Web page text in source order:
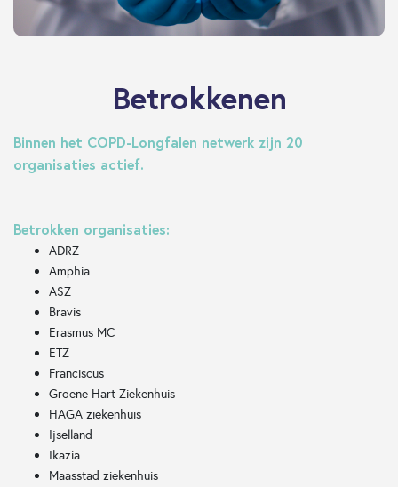
Betrokkenen
Binnen het COPD-Longfalen netwerk zijn 20
organisaties actief.
Betrokken organisaties:
ADRZ
Amphia
ASZ
Bravis
Erasmus MC
ETZ
Franciscus
Groene Hart Ziekenhuis
HAGA ziekenhuis
Ijselland
Ikazia
Maasstad ziekenhuis